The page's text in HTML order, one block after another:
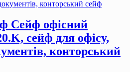
Сейф офiсний
сейф для офiсу,
конторський